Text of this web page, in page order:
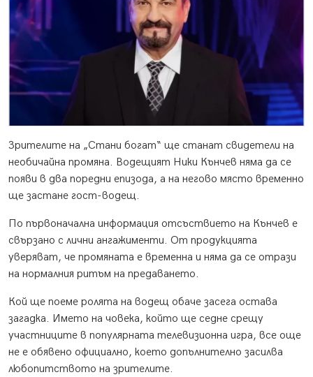
Зрителите на „Стани богат“ ще станат свидетели на
необичайна промяна. Водещият Ники Кънчев няма да се
появи в два поредни епизода, а на негово място временно
ще застане гост-водещ.
По първоначална информация отсъствието на Кънчев е
свързано с лични ангажименти. От продукцията
уверяват, че промяната е временна и няма да се отрази
на нормалния ритъм на предаването.
Кой ще поеме ролята на водещ обаче засега остава
загадка. Името на човека, който ще седне срещу
участниците в популярната телевизионна игра, все още
не е обявено официално, което допълнително засилва
любопитството на зрителите.